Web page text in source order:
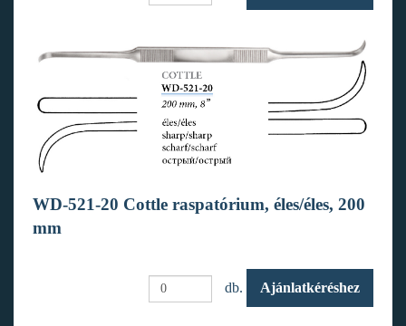
WD-521-20 Cottle raspatórium, éles/éles, 200
mm
db. Ajánlatkéréshez